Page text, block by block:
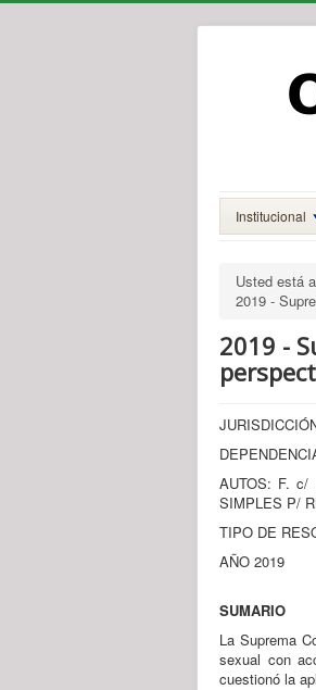
Institucional
Usted está
2019 -
2019 -
AUTOS: F. c/
SIMPLES P/
TIPO DE
AÑO 2019
SUMARIO
La Suprema
sexual con
cuestionó la